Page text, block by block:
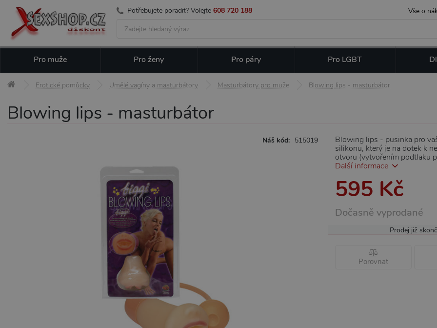
Potřebujete poradit? Volejte 608 720 188 Vše o
Pro muže Pro ženy Pro páry Pro LGBT
Erotické pomůcky Umělé vagíny a masturbátory Masturbátory pro muže Blowing lips - masturbátor
Blowing lips - masturbátor
Náš kód: 515019
Blowing lips - pusinka pro
silikonu, který je na dotek k
otvoru (vytvořením podtlaku
Další informace
595 Kč
Dočasně vyprodané
Prodej již
Porovnat